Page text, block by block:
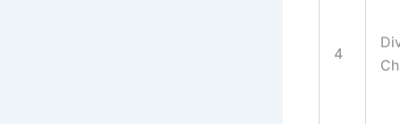
4